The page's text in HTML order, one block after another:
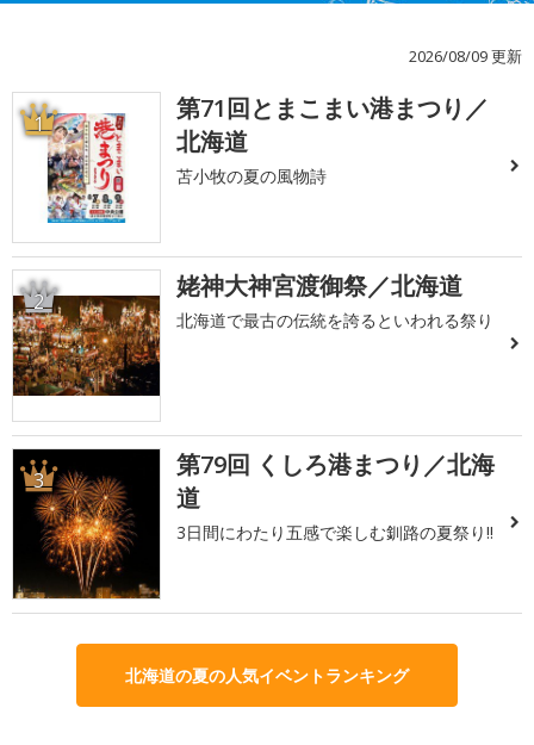
2026/08/09 更新
1
第71回とまこまい港まつり／
北海道
苫小牧の夏の風物詩
2 姥神大神宮渡御祭／北海道
北海道で最古の伝統を誇るといわれる祭り
3
第79回 くしろ港まつり／北海
道
3日間にわたり五感で楽しむ釧路の夏祭り!!
北海道の夏の人気イベントランキング